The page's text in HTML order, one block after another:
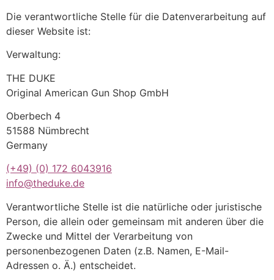
Die verantwortliche Stelle für die Datenverarbeitung auf
dieser Website ist:
Verwaltung:
THE DUKE
Original American Gun Shop GmbH
Oberbech 4
51588 Nümbrecht
Germany
(+49) (0) 172 6043916
info@theduke.de
Verantwortliche Stelle ist die natürliche oder juristische
Person, die allein oder gemeinsam mit anderen über die
Zwecke und Mittel der Verarbeitung von
personenbezogenen Daten (z.B. Namen, E-Mail-
Adressen o. Ä.) entscheidet.